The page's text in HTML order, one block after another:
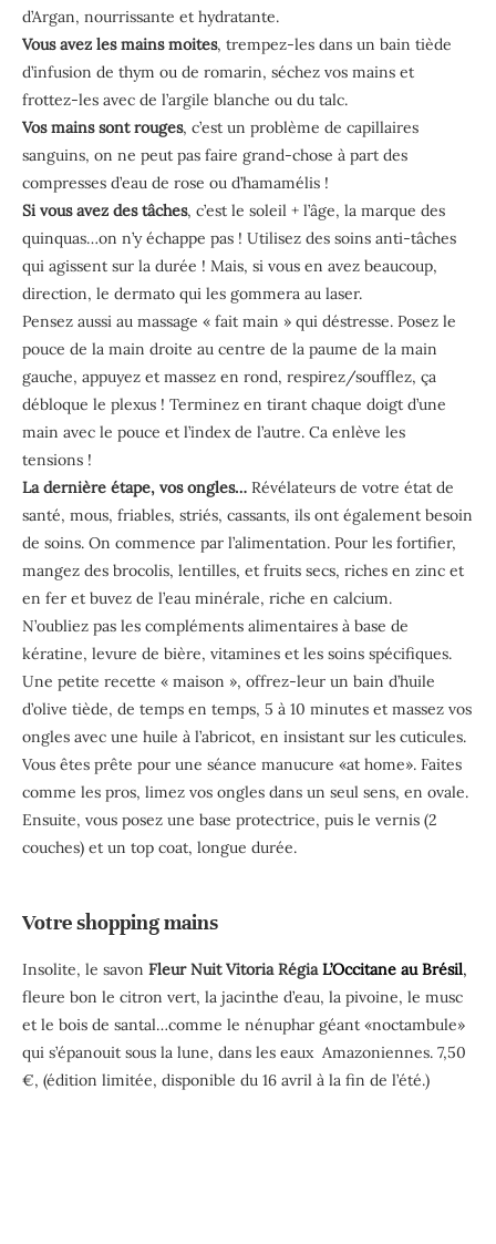
d’Argan, nourrissante et hydratante.
Vous avez les mains moites, trempez-les dans un bain tiède
d’infusion de thym ou de romarin, séchez vos mains et
frottez-les avec de l’argile blanche ou du talc.
Vos mains sont rouges, c’est un problème de capillaires
sanguins, on ne peut pas faire grand-chose à part des
compresses d’eau de rose ou d’hamamélis !
Si vous avez des tâches, c’est le soleil + l’âge, la marque des
quinquas…on n’y échappe pas ! Utilisez des soins anti-tâches
qui agissent sur la durée ! Mais, si vous en avez beaucoup,
direction, le dermato qui les gommera au laser.
Pensez aussi au massage « fait main » qui déstresse. Posez le
pouce de la main droite au centre de la paume de la main
gauche, appuyez et massez en rond, respirez/soufflez, ça
débloque le plexus ! Terminez en tirant chaque doigt d’une
main avec le pouce et l’index de l’autre. Ca enlève les
tensions !
La dernière étape, vos ongles… Révélateurs de votre état de
santé, mous, friables, striés, cassants, ils ont également besoin
de soins. On commence par l’alimentation. Pour les fortifier,
mangez des brocolis, lentilles, et fruits secs, riches en zinc et
en fer et buvez de l’eau minérale, riche en calcium.
N’oubliez pas les compléments alimentaires à base de
kératine, levure de bière, vitamines et les soins spécifiques.
Une petite recette « maison », offrez-leur un bain d’huile
d’olive tiède, de temps en temps, 5 à 10 minutes et massez vos
ongles avec une huile à l’abricot, en insistant sur les cuticules.
Vous êtes prête pour une séance manucure «at home». Faites
comme les pros, limez vos ongles dans un seul sens, en ovale.
Ensuite, vous posez une base protectrice, puis le vernis (2
couches) et un top coat, longue durée.
Votre shopping mains
Insolite, le savon Fleur Nuit Vitoria RégiaL’Occitane au Brésil,
fleure bon le citron vert, la jacinthe d’eau, la pivoine, le musc
et le bois de santal…comme le nénuphar géant «noctambule»
qui s’épanouit sous la lune, dans les eaux Amazoniennes. 7,50
€, (édition limitée, disponible du 16 avril à la fin de l’été.)